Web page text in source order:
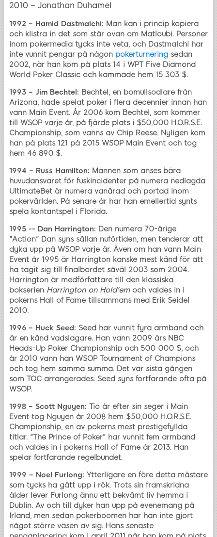
2010 – Jonathan Duhamel
1992 – Hamid Dastmalchi: Man kan i princip kopiera
och klistra in det som står ovan om Matloubi. Personer
inom pokermedia tycks inte veta, och Dastmalchi har
inte vunnit pengar på någon pokerturnering sedan
2002, när han kom på plats 14 i WPT Five Diamond
World Poker Classic och kammade hem 15 303 $.
1993 – Jim Bechtel: Bechtel, en bomullsodlare från
Arizona, hade spelat poker i flera decennier innan han
vann Main Event. År 2006 kom Bechtel, som kommer
till WSOP varje år, på fjärde plats i $50,000 H.O.R.S.E.
Championship, som vanns av Chip Reese. Nyligen kom
han på plats 121 på 2015 WSOP Main Event och tog
hem 46 890 $.
1994 – Russ Hamilton: Mannen som anses bära
huvudansvaret för fuskincidenter på numera nedlagda
UltimateBet är numera vanärad och portad inom
pokervärlden. På senare år har han emellertid synts
spela kontantspel i Florida.
1995 -- Dan Harrington: Den numera 70-årige
"Action" Dan syns sällan nuförtiden, men tenderar att
dyka upp på WSOP varje år. Även om han vann Main
Event år 1995 är Harrington kanske mest känd för att
ha tagit sig till finalbordet såväl 2003 som 2004.
Harrington är medförfattare till den klassiska
bokserien Harrington on Hold'emoch valdes in i
pokerns Hall of Fame tillsammans med Erik Seidel
2010.
1996 – Huck Seed: Seed har vunnit fyra armband och
är en känd vadslagare. Han vann 2009 års NBC
Heads-Up Poker Championship och 500 000 $, och
år 2010 vann han WSOP Tournament of Champions
och tog hem samma summa. Det var sista gången
som TOC arrangerades. Seed syns fortfarande ofta på
WSOP.
1998 – Scott Nguyen: Tio år efter sin seger i Main
Event tog Nguyen år 2008 hem $50,000 H.O.R.S.E.
Championship, en av pokerns mest prestigefyllda
titlar. "The Prince of Poker" har vunnit fem armband
och valdes in i pokerns Hall of Fame år 2013. Han
spelar fortfarande regelbundet.
1999 – Noel Furlong: Ytterligare en före detta mästare
som tycks ha gått upp i rök. Trots sin framskridna
ålder lever Furlong ännu ett bekvämt liv hemma i
Dublin. Av och till dyker han upp på evenemang på
Irland, men sedan pokerboomen har han inte gjort
något större väsen av sig. Hans senaste